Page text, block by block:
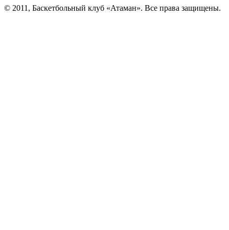
© 2011, Баскетбольный клуб «Атаман». Все права защищены.